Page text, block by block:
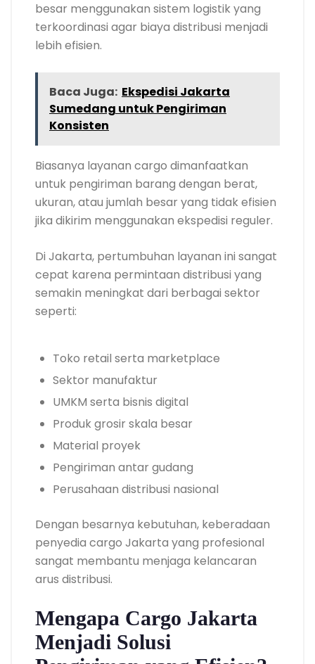
besar menggunakan sistem logistik yang
terkoordinasi agar biaya distribusi menjadi
lebih efisien.
Baca Juga: Ekspedisi Jakarta
Sumedang untuk Pengiriman
Konsisten
Biasanya layanan cargo dimanfaatkan
untuk pengiriman barang dengan berat,
ukuran, atau jumlah besar yang tidak efisien
jika dikirim menggunakan ekspedisi reguler.
Di Jakarta, pertumbuhan layanan ini sangat
cepat karena permintaan distribusi yang
semakin meningkat dari berbagai sektor
seperti:
Toko retail serta marketplace
Sektor manufaktur
UMKM serta bisnis digital
Produk grosir skala besar
Material proyek
Pengiriman antar gudang
Perusahaan distribusi nasional
Dengan besarnya kebutuhan, keberadaan
penyedia cargo Jakarta yang profesional
sangat membantu menjaga kelancaran
arus distribusi.
Mengapa Cargo Jakarta
Menjadi Solusi